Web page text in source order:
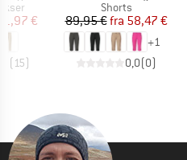
pris
€
(15)
Produktgruppe
Shorts
Pris
89,95 € Nedsat pris
fra 58,47 €
+1
0,0(0)